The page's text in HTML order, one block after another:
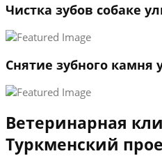
Чистка зубов собаке
Снятие зубного камня
Ветеринарная
Туркменский